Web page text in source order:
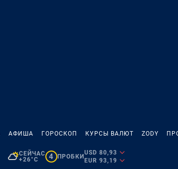
АФИША ГОРОСКОП КУРСЫ ВАЛЮТ ZODY
СЕЙЧАС
+26°C
4 ПРОБКИ
USD 80,93
EUR 93,19